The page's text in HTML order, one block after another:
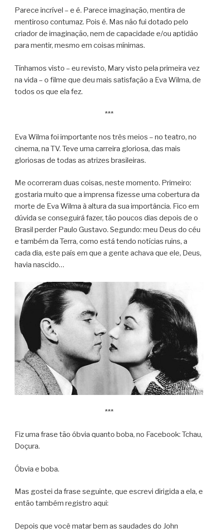
Parece incrível – e é. Parece imaginação, mentira de
mentiroso contumaz. Pois é. Mas não fui dotado pelo
criador de imaginação, nem de capacidade e/ou aptidão
para mentir, mesmo em coisas mínimas.
Tínhamos visto – eu revisto, Mary visto pela primeira vez
na vida – o filme que deu mais satisfação a Eva Wilma, de
todos os que ela fez.
***
Eva Wilma foi importante nos três meios – no teatro, no
cinema, na TV. Teve uma carreira gloriosa, das mais
gloriosas de todas as atrizes brasileiras.
Me ocorreram duas coisas, neste momento. Primeiro:
gostaria muito que a imprensa fizesse uma cobertura da
morte de Eva Wilma à altura da sua importância. Fico em
dúvida se conseguirá fazer, tão poucos dias depois de o
Brasil perder Paulo Gustavo. Segundo: meu Deus do céu
e também da Terra, como está tendo notícias ruins, a
cada dia, este país em que a gente achava que ele, Deus,
havia nascido…
***
Fiz uma frase tão óbvia quanto boba, no Facebook: Tchau,
Doçura.
Óbvia e boba.
Mas gostei da frase seguinte, que escrevi dirigida a ela, e
então também registro aqui:
Depois que você matar bem as saudades do John